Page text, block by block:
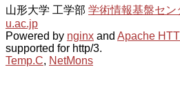
山形大学 工学部 学術情報基盤セン
u.ac.jp
Powered by nginx and Apache
supported for http/3.
Temp.C, NetMons